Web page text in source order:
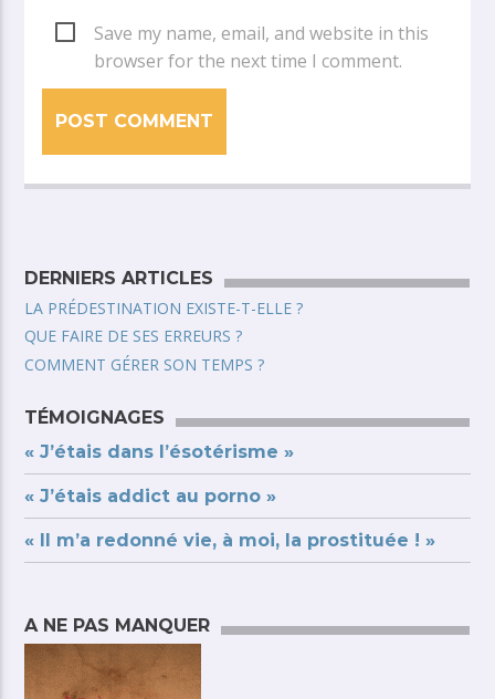
Save my name, email, and website in this
browser for the next time I comment.
DERNIERS ARTICLES
LA PRÉDESTINATION EXISTE-T-ELLE ?
QUE FAIRE DE SES ERREURS ?
COMMENT GÉRER SON TEMPS ?
TÉMOIGNAGES
« J’étais dans l’ésotérisme »
« J’étais addict au porno »
« Il m’a redonné vie, à moi, la prostituée ! »
A NE PAS MANQUER